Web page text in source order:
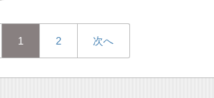
1 2 次へ